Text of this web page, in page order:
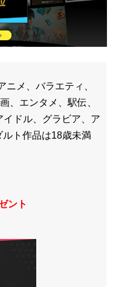
ニメ、バラエティ、
、エンタメ、駅伝、
ドル、グラビア、ア
ト作品は18歳未満
ント